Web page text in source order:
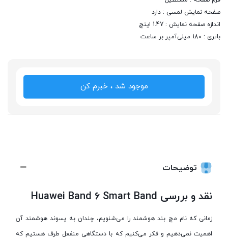
صفحه نمایش لمسی : دارد
اندازه صفحه نمایش : 1.47 اینچ
باتری : 180 میلی‌آمپر بر ساعت
موجود شد ، خبرم کن
توضیحات
نقد و بررسی Huawei Band 6 Smart Band
زمانی که نام مچ بند هوشمند را می‌شنویم، چندان به پسوند هوشمند آن
اهمیت نمی‌دهیم و فکر می‌کنیم که با دستگاهی منفعل طرف هستیم که